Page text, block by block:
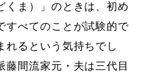
くま）」のときは、初め
すべてのことが試験的で
れるという気持ちでし
藤間流家元・夫は三代目